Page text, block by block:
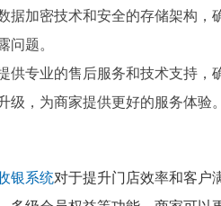
据加密技术和安全的存储架构，
问题。
供专业的售后服务和技术支持，
级，为商家提供更好的服务体验。
银系统对于提升门店效率和客户